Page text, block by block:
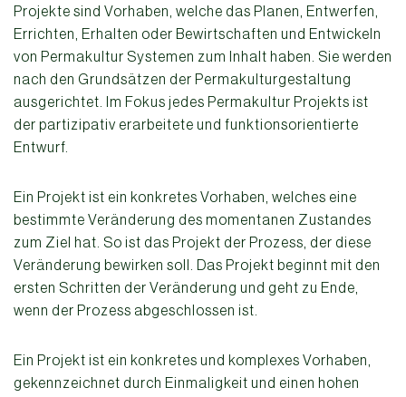
Projekte sind Vorhaben, welche das Planen, Entwerfen,
Errichten, Erhalten oder Bewirtschaften und Entwickeln
von Permakultur Systemen zum Inhalt haben. Sie werden
nach den Grundsätzen der Permakulturgestaltung
ausgerichtet. Im Fokus jedes Permakultur Projekts ist
der partizipativ erarbeitete und funktionsorientierte
Entwurf.
Ein Projekt ist ein konkretes Vorhaben, welches eine
bestimmte Veränderung des momentanen Zustandes
zum Ziel hat. So ist das Projekt der Prozess, der diese
Veränderung bewirken soll. Das Projekt beginnt mit den
ersten Schritten der Veränderung und geht zu Ende,
wenn der Prozess abgeschlossen ist.
Ein Projekt ist ein konkretes und komplexes Vorhaben,
gekennzeichnet durch Einmaligkeit und einen hohen